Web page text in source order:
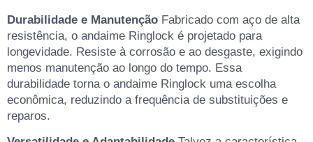
Durabilidade e Manutenção Fabricado com aço de alta
resistência, o andaime Ringlock é projetado para
longevidade. Resiste à corrosão e ao desgaste, exigindo
menos manutenção ao longo do tempo. Essa
durabilidade torna o andaime Ringlock uma escolha
econômica, reduzindo a frequência de substituições e
reparos.